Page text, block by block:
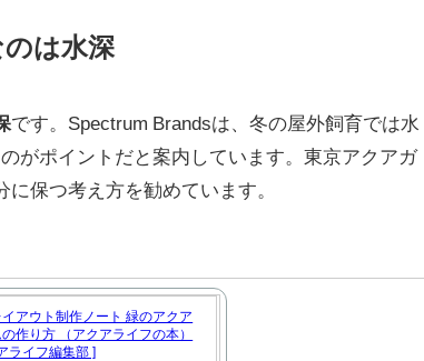
は水深
です。Spectrum Brandsは、冬の屋外飼育では水
がポイントだと案内しています。東京アクアガ
保つ考え方を勧めています。
アウト制作ノート 緑のアクア
の作り方 （アクアライフの本）
ライフ編集部 ]